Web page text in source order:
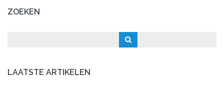
ZOEKEN
LAATSTE ARTIKELEN